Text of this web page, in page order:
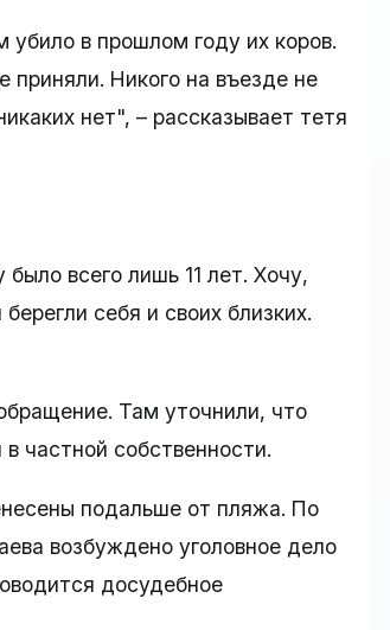
в прошлом году их коров.
Никого на въезде не
нет", – рассказывает тетя
всего лишь 11 лет. Хочу,
себя и своих близких.
Там уточнили, что
частной собственности.
подальше от пляжа. По
возбуждено уголовное дело
досудебное